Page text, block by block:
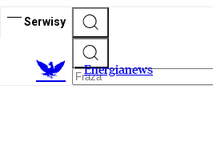
Serwisy
Energianews